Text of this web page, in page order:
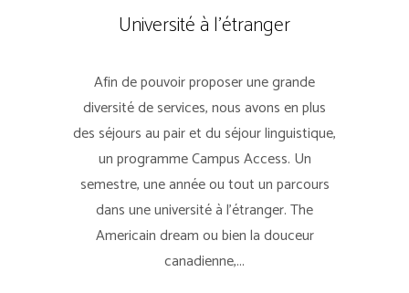
Université à l’étranger
Afin de pouvoir proposer une grande
diversité de services, nous avons en plus
des séjours au pair et du séjour linguistique,
un programme Campus Access. Un
semestre, une année ou tout un parcours
dans une université à l'étranger. The
Americain dream ou bien la douceur
canadienne,...